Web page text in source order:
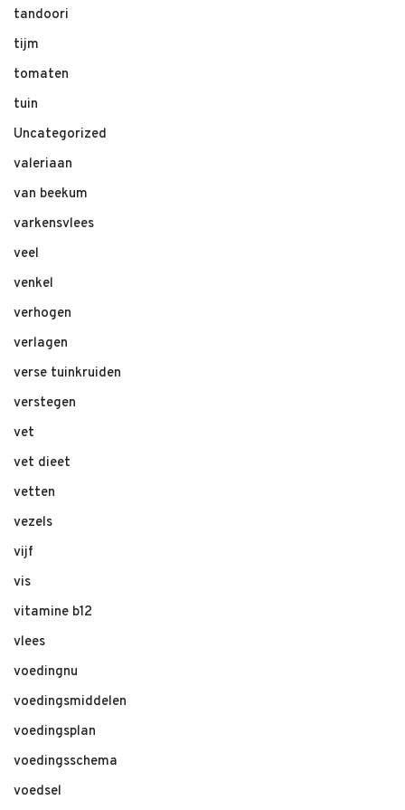
tandoori
tijm
tomaten
tuin
Uncategorized
valeriaan
van beekum
varkensvlees
veel
venkel
verhogen
verlagen
verse tuinkruiden
verstegen
vet
vet dieet
vetten
vezels
vijf
vis
vitamine b12
vlees
voedingnu
voedingsmiddelen
voedingsplan
voedingsschema
voedsel